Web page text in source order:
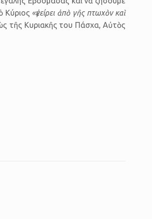
Κύριος«ἐγείρει ἀπὸ γῆς πτωχὸν καὶ
τῆς Κυριακῆς του Πάσχα, Αὐτὸς